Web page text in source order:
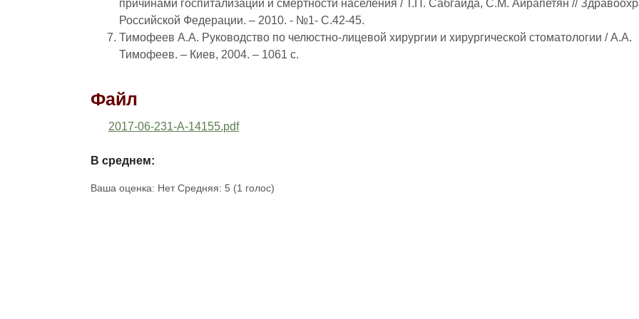
причинами госпитализации и смертности населения / Т.П. Сабгайда, С.М. Айрапетян //
Российской Федерации. – 2010. - №1- С.42-45.
Тимофеев А.А. Руководство по челюстно-лицевой хирургии и хирургической стоматологии / А.А.
Тимофеев. – Киев, 2004. – 1061 с.
Файл
2017-06-231-A-14155.pdf
В среднем:
Ваша оценка: Нет Средняя: 5 (1 голос)